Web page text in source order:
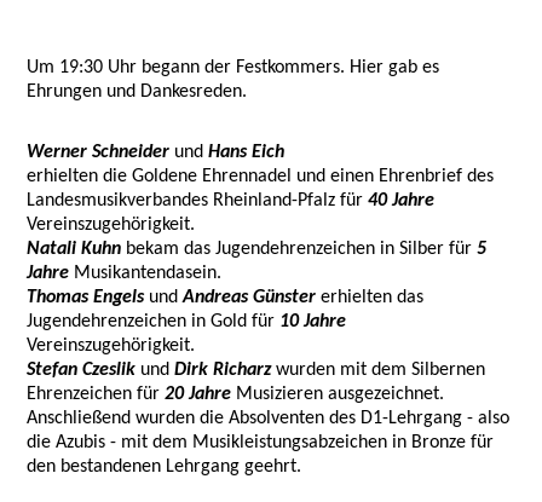
Um 19:30 Uhr begann der Festkommers. Hier gab es
Ehrungen und Dankesreden.
Werner Schneider undHans Eich
erhielten die Goldene Ehrennadel und einen Ehrenbrief des
Landesmusikverbandes Rheinland-Pfalz für 40 Jahre
Vereinszugehörigkeit.
Natali Kuhn bekam das Jugendehrenzeichen in Silber für 5
Jahre Musikantendasein.
Thomas Engels undAndreas Günster erhielten das
Jugendehrenzeichen in Gold für 10 Jahre
Vereinszugehörigkeit.
Stefan Czeslik undDirk Richarzwurden mit dem Silbernen
Ehrenzeichen für20 Jahre Musizieren ausgezeichnet.
Anschließend wurden die Absolventen des D1-Lehrgang - also
die Azubis - mit dem Musikleistungsabzeichen in Bronze für
den bestandenen Lehrgang geehrt.